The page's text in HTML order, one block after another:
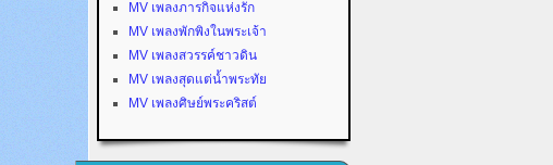
MV เพลงภารกิจแห่งรัก
MV เพลงพักพิงในพระเจ้า
MV เพลงสวรรค์ชาวดิน
MV เพลงสุดแต่น้ำพระทัย
MV เพลงศิษย์พระคริสต์